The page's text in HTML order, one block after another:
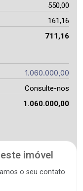
550,00
161,16
711,16
1.060.000,00
Consulte-nos
1.060.000,00
imóvel
o seu contato